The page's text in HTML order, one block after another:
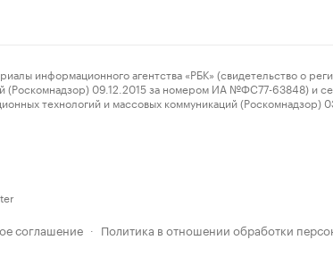
агентства «РБК» (свидетельство о
09.12.2015 за номером ИА №ФС77-63848) и
технологий и массовых коммуникаций
соглашение · Политика в отношении обработки